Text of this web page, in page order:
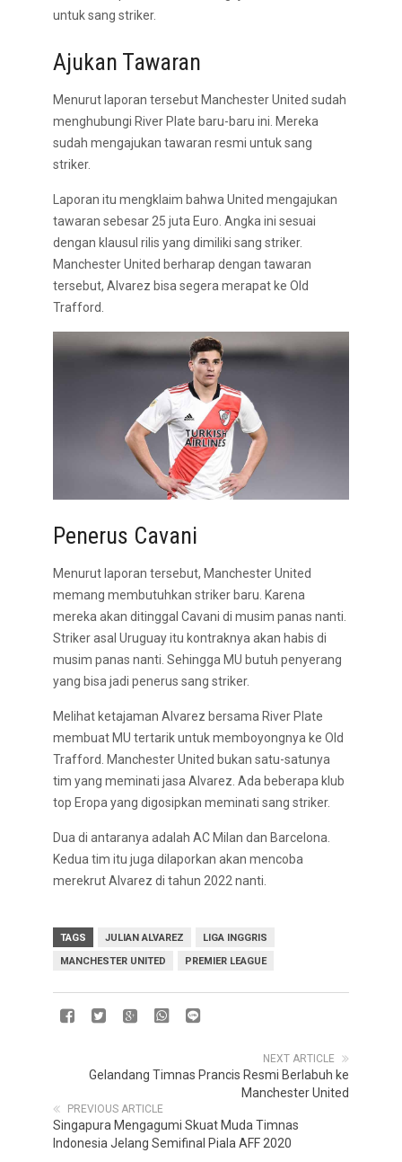
untuk sang striker.
Ajukan Tawaran
Menurut laporan tersebut Manchester United sudah
menghubungi River Plate baru-baru ini. Mereka
sudah mengajukan tawaran resmi untuk sang
striker.
Laporan itu mengklaim bahwa United mengajukan
tawaran sebesar 25 juta Euro. Angka ini sesuai
dengan klausul rilis yang dimiliki sang striker.
Manchester United berharap dengan tawaran
tersebut, Alvarez bisa segera merapat ke Old
Trafford.
Penerus Cavani
Menurut laporan tersebut, Manchester United
memang membutuhkan striker baru. Karena
mereka akan ditinggal Cavani di musim panas nanti.
Striker asal Uruguay itu kontraknya akan habis di
musim panas nanti. Sehingga MU butuh penyerang
yang bisa jadi penerus sang striker.
Melihat ketajaman Alvarez bersama River Plate
membuat MU tertarik untuk memboyongnya ke Old
Trafford. Manchester United bukan satu-satunya
tim yang meminati jasa Alvarez. Ada beberapa klub
top Eropa yang digosipkan meminati sang striker.
Dua di antaranya adalah AC Milan dan Barcelona.
Kedua tim itu juga dilaporkan akan mencoba
merekrut Alvarez di tahun 2022 nanti.
TAGS JULIAN ALVAREZ
LIGA INGGRIS
MANCHESTER UNITED
PREMIER LEAGUE
NEXT ARTICLE
Gelandang Timnas Prancis Resmi Berlabuh ke
Manchester United
PREVIOUS ARTICLE
Singapura Mengagumi Skuat Muda Timnas
Indonesia Jelang Semifinal Piala AFF 2020